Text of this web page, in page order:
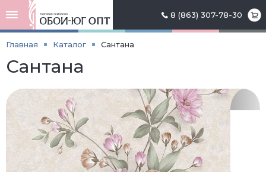
8 (863) 307-78-30
Главная Каталог Сантана
Сантана